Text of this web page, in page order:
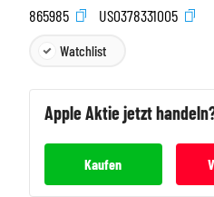
865985
US0378331005
Watchlist
AppleAktie jetzt
Kaufen